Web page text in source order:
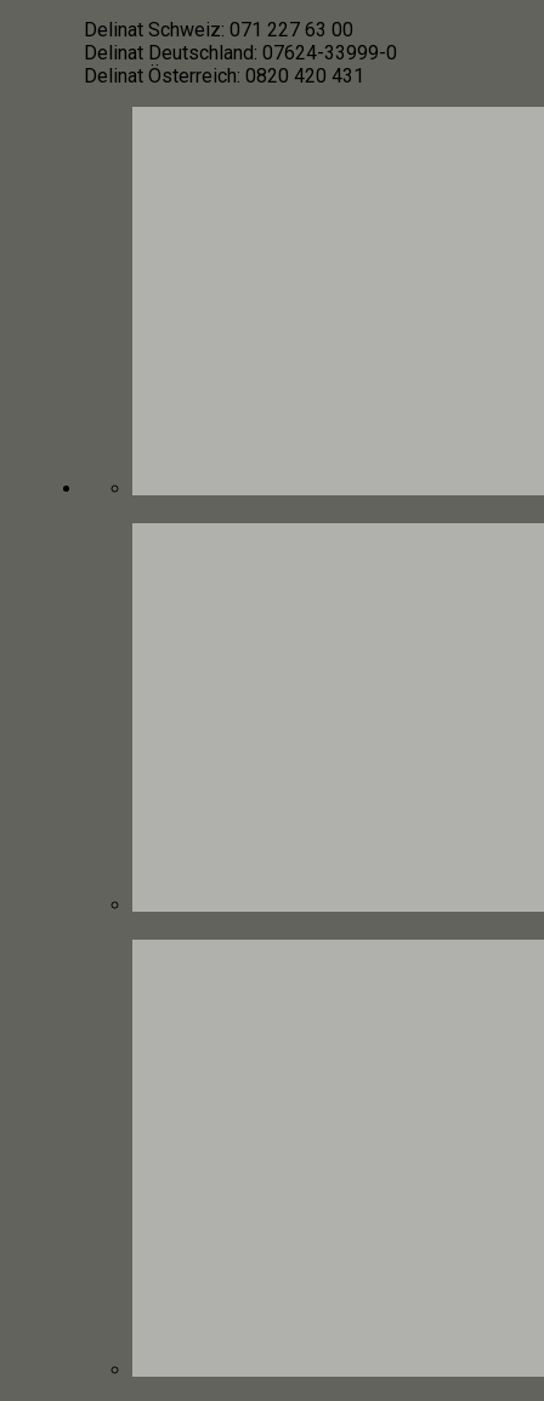
Delinat Schweiz: 071 227 63 00
Delinat Deutschland: 07624-33999-0
Delinat Österreich: 0820 420 431